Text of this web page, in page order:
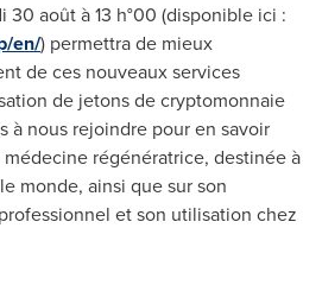
30 août à 13 h°00 (disponible ici :
en/) permettra de mieux
de ces nouveaux services
de jetons de cryptomonnaie
à nous rejoindre pour en savoir
régénératrice, destinée à
monde, ainsi que sur son
et son utilisation chez